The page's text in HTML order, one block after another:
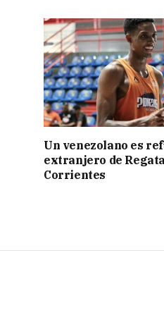
Un venezolano es
extranjero de
Corrientes